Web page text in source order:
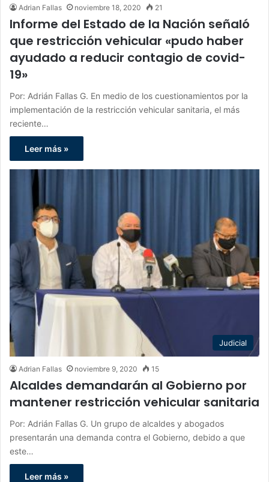
Adrian Fallas noviembre 18, 2020 21
Informe del Estado de la Nación señaló
que restricción vehicular «pudo haber
ayudado a reducir contagio de covid-
19»
Por: Adrián Fallas G. En medio de los cuestionamientos por la
implementación de la restricción vehicular sanitaria, el más
reciente…
Leer más »
Judicial
Adrian Fallas noviembre 9, 2020 15
Alcaldes demandarán al Gobierno por
mantener restricción vehicular sanitaria
Por: Adrián Fallas G. Un grupo de alcaldes y abogados
presentarán una demanda contra el Gobierno, debido a que
este…
Leer más »